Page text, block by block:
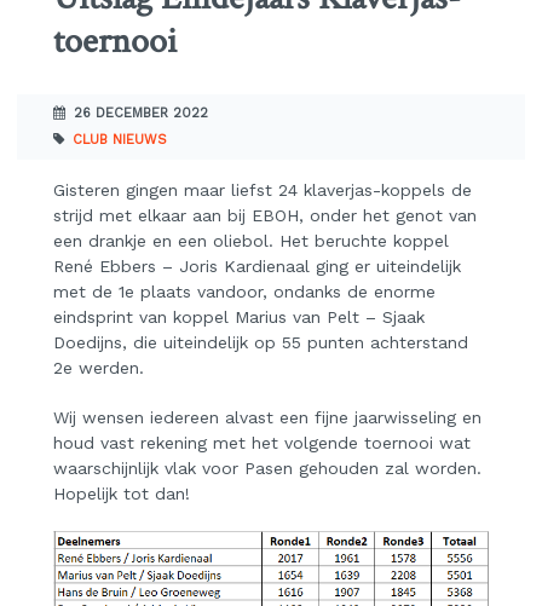
toernooi
26 DECEMBER 2022
CLUB NIEUWS
Gisteren gingen maar liefst 24 klaverjas-koppels de
strijd met elkaar aan bij EBOH, onder het genot van
een drankje en een oliebol. Het beruchte koppel
René Ebbers – Joris Kardienaal ging er uiteindelijk
met de 1e plaats vandoor, ondanks de enorme
eindsprint van koppel Marius van Pelt – Sjaak
Doedijns, die uiteindelijk op 55 punten achterstand
2e werden.
Wij wensen iedereen alvast een fijne jaarwisseling en
houd vast rekening met het volgende toernooi wat
waarschijnlijk vlak voor Pasen gehouden zal worden.
Hopelijk tot dan!